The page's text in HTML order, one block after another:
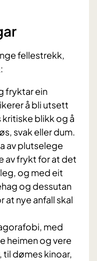
fellestrekk,
fryktar ein
å bli utsett
blikk og å
svak eller dum.
av plutselege
av frykt for at det
og med eit
og dessutan
at nye anfall skal
med
heimen og vere
dømes kinoar,